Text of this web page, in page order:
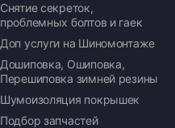
Снятие секреток,
проблемных болтов и гаек
Доп услуги на Шиномонтаже
Дошиповка, Ошиповка,
Перешиповка зимней резины
Шумоизоляция покрышек
Подбор запчастей